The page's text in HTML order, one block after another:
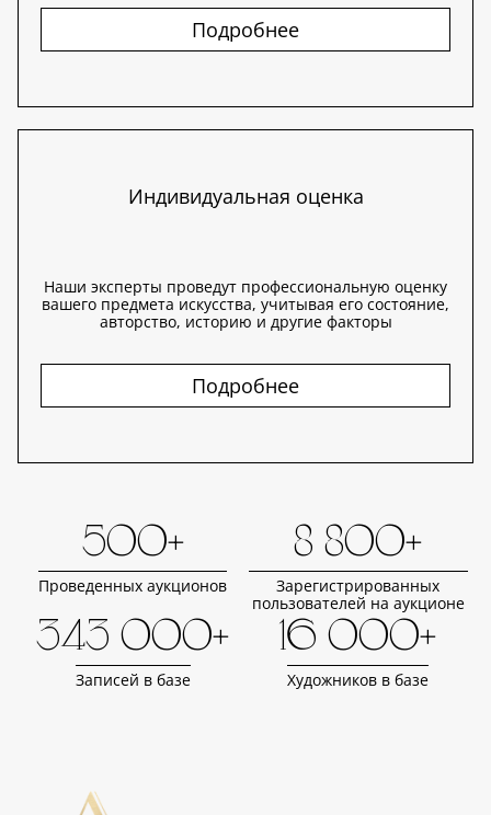
Подробнее
Индивидуальная оценка
Наши эксперты проведут профессиональную оценку
вашего предмета искусства, учитывая его состояние,
авторство, историю и другие факторы
Подробнее
500+
Проведенных аукционов
8 800+
Зарегистрированных
пользователей на аукционе
343 000+
Записей в базе
16 000+
Художников в базе